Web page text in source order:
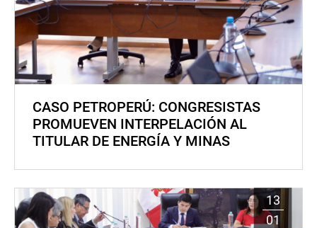
CASO PETROPERÚ: CONGRESISTAS
PROMUEVEN INTERPELACIÓN AL
TITULAR DE ENERGÍA Y MINAS
13
01